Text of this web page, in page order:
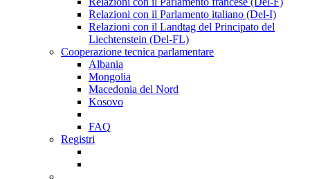
Relazioni con il Parlamento italiano (Del-I)
Relazioni con il Landtag del Principato del
Liechtenstein (Del-FL)
Cooperazione tecnica parlamentare
Albania
Mongolia
Macedonia del Nord
Kosovo
FAQ
Registri